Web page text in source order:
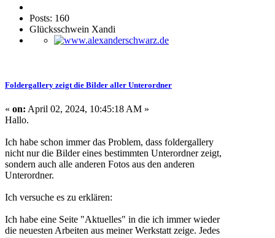
Posts: 160
Glücksschwein Xandi
Foldergallery zeigt die Bilder aller Unterordner
« on: April 02, 2024, 10:45:18 AM »
Hallo.
Ich habe schon immer das Problem, dass foldergallery
nicht nur die Bilder eines bestimmten Unterordner zeigt,
sondern auch alle anderen Fotos aus den anderen
Unterordner.
Ich versuche es zu erklären:
Ich habe eine Seite "Aktuelles" in die ich immer wieder
die neuesten Arbeiten aus meiner Werkstatt zeige. Jedes